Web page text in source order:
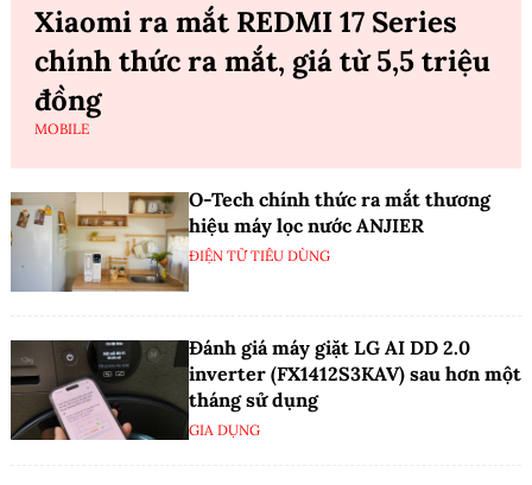
Xiaomi ra mắt REDMI 17 Series
chính thức ra mắt, giá từ 5,5 triệu
đồng
MOBILE
O-Tech chính thức ra mắt thương
hiệu máy lọc nước ANJIER
ĐIỆN TỬ TIÊU DÙNG
Đánh giá máy giặt LG AI DD 2.0
inverter (FX1412S3KAV) sau hơn một
tháng sử dụng
GIA DỤNG